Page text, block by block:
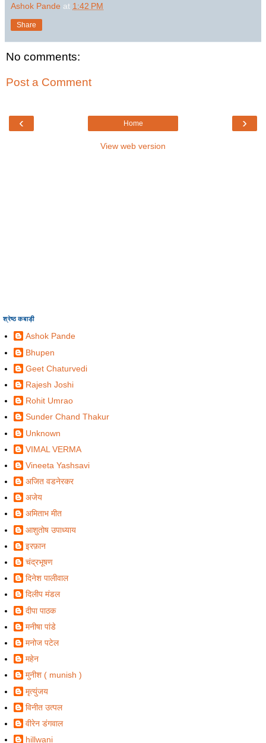
Ashok Pande at 1:42 PM
Share
No comments:
Post a Comment
‹ ›
Home
View web version
श्रेष्ठ कबाड़ी
Ashok Pande
Bhupen
Geet Chaturvedi
Rajesh Joshi
Rohit Umrao
Sunder Chand Thakur
Unknown
VIMAL VERMA
Vineeta Yashsavi
अजित वडनेरकर
अजेय
अमिताभ मीत
आशुतोष उपाध्याय
इरफ़ान
चंद्रभूषण
दिनेश पालीवाल
दिलीप मंडल
दीपा पाठक
मनीषा पांडे
मनोज पटेल
महेन
मुनीश ( munish )
मृत्युंजय
विनीत उत्पल
वीरेन डंगवाल
hillwani